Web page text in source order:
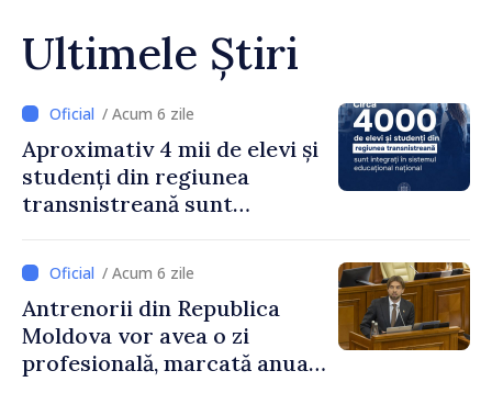
Ultimele Știri
/ Acum 6 zile
Aproximativ 4 mii de elevi și
studenți din regiunea
transnistreană sunt
educațional național
/ Acum 6 zile
Antrenorii din Republica
Moldova vor avea o zi
profesională, marcată anual